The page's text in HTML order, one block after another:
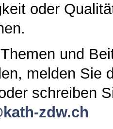
oder
und
melden Sie
schreiben
zdw.ch